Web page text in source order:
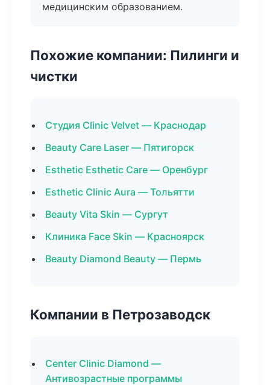
медицинским образованием.
Похожие компании: Пилинги и
чистки
Студия Clinic Velvet — Краснодар
Beauty Care Laser — Пятигорск
Esthetic Esthetic Care — Оренбург
Esthetic Clinic Aura — Тольятти
Beauty Vita Skin — Сургут
Клиника Face Skin — Красноярск
Beauty Diamond Beauty — Пермь
Компании в Петрозаводск
Center Clinic Diamond —
Антивозрастные программы